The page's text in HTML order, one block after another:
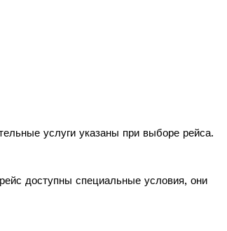
услуги указаны при выборе рейса.
доступны специальные условия, они